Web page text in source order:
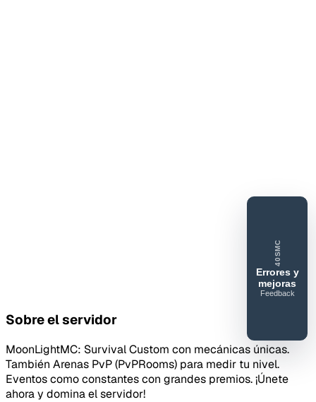
Sobre el servidor
MoonLightMC: Survival Custom con mecánicas únicas.
También Arenas PvP (PvPRooms) para medir tu nivel.
Eventos como constantes con grandes premios. ¡Únete
ahora y domina el servidor!
40SMC
Errores y
mejoras
Feedback
Reportar
error o
mejora